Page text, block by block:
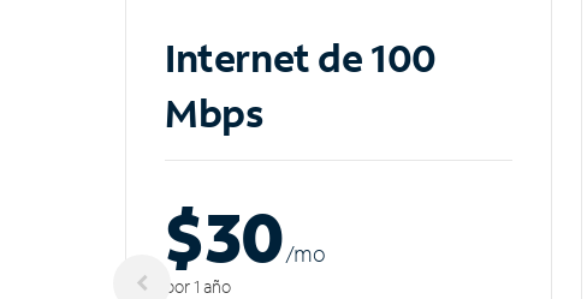
Internet de 100
Mbps
$30/mo
por 1 año